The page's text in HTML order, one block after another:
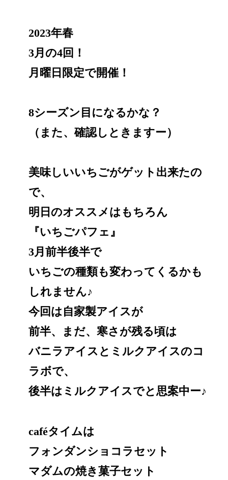
2023年春
3月の4回！
月曜日限定で開催！
8シーズン目になるかな？
（また、確認しときますー）
美味しいいちごがゲット出来たの
で、
明日のオススメはもちろん
『いちごパフェ』
3月前半後半で
いちごの種類も変わってくるかも
しれません♪
今回は自家製アイスが
前半、まだ、寒さが残る頃は
バニラアイスとミルクアイスのコ
ラボで、
後半はミルクアイスでと思案中ー♪
caféタイムは
フォンダンショコラセット
マダムの焼き菓子セット